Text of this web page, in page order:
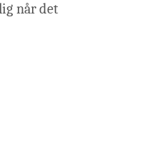
når det